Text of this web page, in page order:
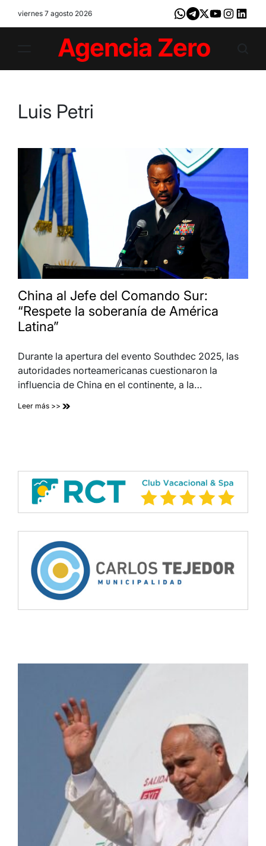
viernes 7 agosto 2026 Whatsapp
Telegram
X YoutubeInstagram
Luis Petri
China al Jefe del Comando Sur:
“Respete la soberanía de América
Latina”
Durante la apertura del evento Southdec 2025, las
autoridades norteamericanas cuestionaron la
influencia de China en el continente, a la…
Leer más >>